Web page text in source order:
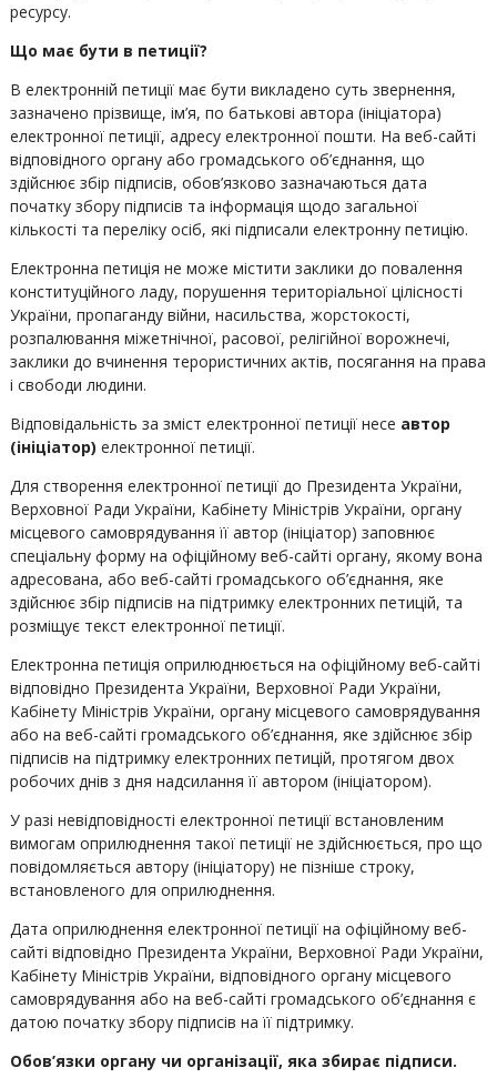
ресурсу.
Що має бути в петиції?
В електронній петиції має бути викладено суть звернення,
зазначено прізвище, ім’я, по батькові автора (ініціатора)
електронної петиції, адресу електронної пошти. На веб-сайті
відповідного органу або громадського об’єднання, що
здійснює збір підписів, обов’язково зазначаються дата
початку збору підписів та інформація щодо загальної
кількості та переліку осіб, які підписали електронну петицію.
Електронна петиція не може містити заклики до повалення
конституційного ладу, порушення територіальної цілісності
України, пропаганду війни, насильства, жорстокості,
розпалювання міжетнічної, расової, релігійної ворожнечі,
заклики до вчинення терористичних актів, посягання на права
і свободи людини.
Відповідальність за зміст електронної петиції несе автор
(ініціатор) електронної петиції.
Для створення електронної петиції до Президента України,
Верховної Ради України, Кабінету Міністрів України, органу
місцевого самоврядування її автор (ініціатор) заповнює
спеціальну форму на офіційному веб-сайті органу, якому вона
адресована, або веб-сайті громадського об’єднання, яке
здійснює збір підписів на підтримку електронних петицій, та
розміщує текст електронної петиції.
Електронна петиція оприлюднюється на офіційному веб-сайті
відповідно Президента України, Верховної Ради України,
Кабінету Міністрів України, органу місцевого самоврядування
або на веб-сайті громадського об’єднання, яке здійснює збір
підписів на підтримку електронних петицій, протягом двох
робочих днів з дня надсилання її автором (ініціатором).
У разі невідповідності електронної петиції встановленим
вимогам оприлюднення такої петиції не здійснюється, про що
повідомляється автору (ініціатору) не пізніше строку,
встановленого для оприлюднення.
Дата оприлюднення електронної петиції на офіційному веб-
сайті відповідно Президента України, Верховної Ради України,
Кабінету Міністрів України, відповідного органу місцевого
самоврядування або на веб-сайті громадського об’єднання є
датою початку збору підписів на її підтримку.
Обов’язки органу чи організації, яка збирає підписи.